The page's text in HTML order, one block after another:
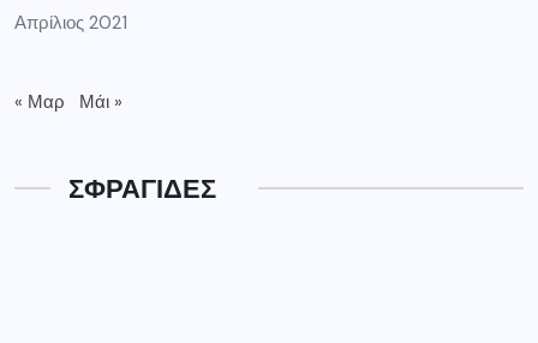
Απρίλιος 2021
« Μαρ Μάι »
ΣΦΡΑΓΙΔΕΣ